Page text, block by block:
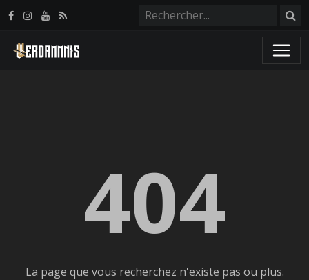
404
La page que vous recherchez n'existe pas ou plus.
Panneau de gestion des cookies